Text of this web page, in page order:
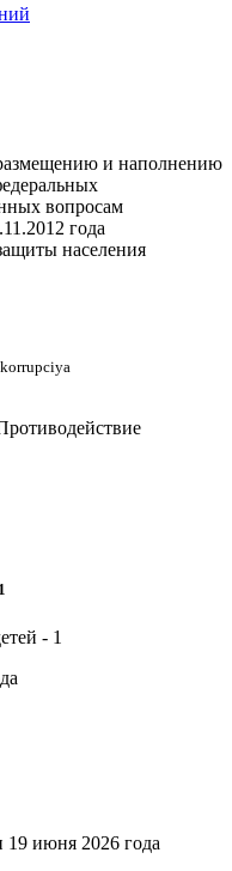
и наполнению
вопросам
года
населения
- 1
19 июня 2026 года